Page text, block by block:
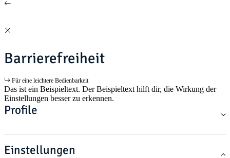
Barrierefreiheit
Für eine leichtere Bedienbarkeit
Das ist ein Beispieltext. Der Beispieltext hilft dir, die Wirkung der
Einstellungen besser zu erkennen.
Profile
Einstellungen